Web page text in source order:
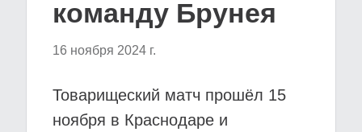
команду Брунея
16 ноября 2024 г.
Товарищеский матч прошёл 15
ноября в Краснодаре и